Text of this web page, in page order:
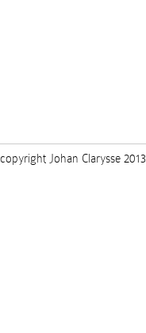
copyright Johan Clarysse 2013